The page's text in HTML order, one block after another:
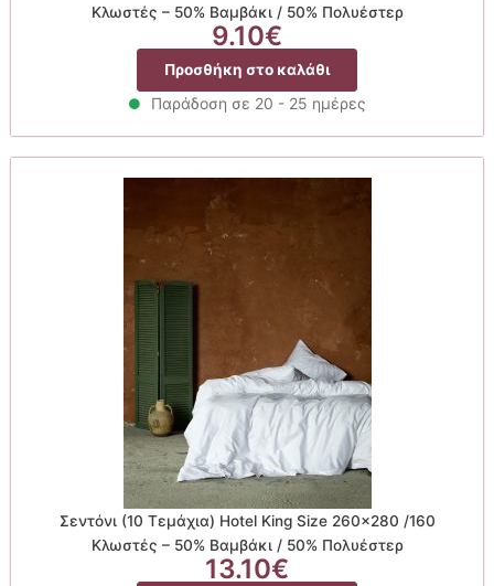
Κλωστές – 50% Βαμβάκι / 50% Πολυέστερ
9.10€
Προσθήκη στο καλάθι
Παράδοση σε 20 - 25 ημέρες
Σεντόνι (10 Τεμάχια) Hotel King Size 260×280 /160
Κλωστές – 50% Βαμβάκι / 50% Πολυέστερ
13.10€